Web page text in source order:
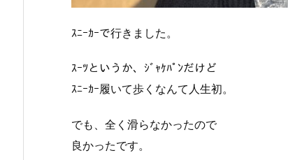
ｽﾆｰｶｰで行きました。
ｽｰﾂというか、ｼﾞｬｹﾊﾟﾝだけど
ｽﾆｰｶｰ履いて歩くなんて人生初。
でも、全く滑らなかったので
良かったです。